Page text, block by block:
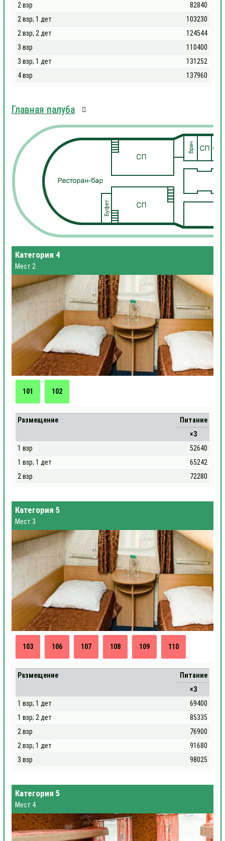
2 взр
82840
2 взр; 1 дет
103230
2 взр; 2 дет
124544
3 взр
110400
3 взр; 1 дет
131252
4 взр
137960
Главная палуба
Категория 4
Мест 2
101 102
Размещение
Питание
×3
1 взр
52640
1 взр; 1 дет
65242
2 взр
72280
Категория 5
Мест 3
103 106 107 108 109 110
Размещение
Питание
×3
1 взр; 1 дет
69400
1 взр; 2 дет
85335
2 взр
76900
2 взр; 1 дет
91680
3 взр
98025
Категория 5
Мест 4